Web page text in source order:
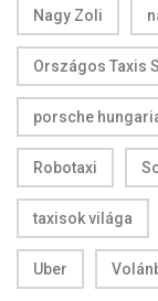
Nagy Zoli
Országos Taxis
porsche
Robotaxi
taxisok világa
Uber